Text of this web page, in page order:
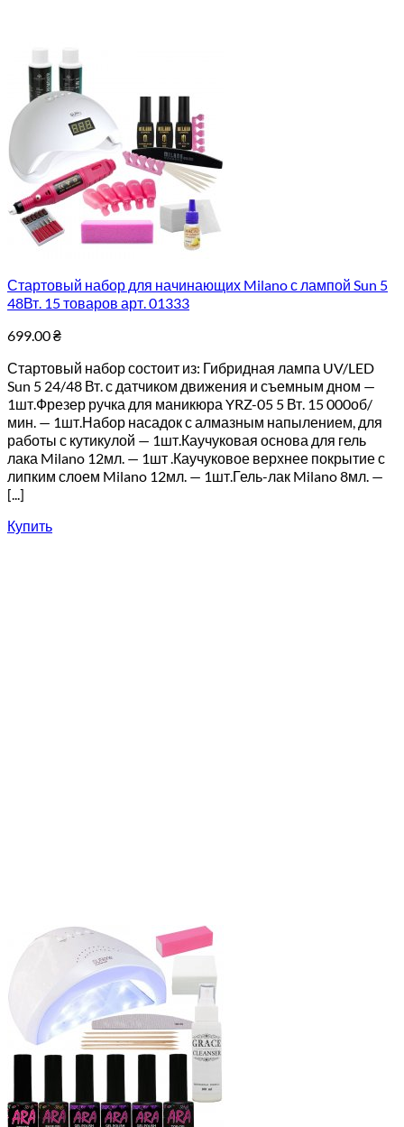
Стартовый набор для начинающих Milano с лампой Sun 5
48Вт. 15 товаров арт. 01333
699.00₴
Стартовый набор состоит из: Гибридная лампа UV/LED
Sun 5 24/48 Вт. с датчиком движения и съемным дном —
1шт.Фрезер ручка для маникюра YRZ-05 5 Вт. 15 000об/
мин. — 1шт.Набор насадок с алмазным напылением, для
работы с кутикулой — 1шт.Каучуковая основа для гель
лака Milano 12мл. — 1шт .Каучуковое верхнее покрытие с
липким слоем Milano 12мл. — 1шт.Гель-лак Milano 8мл. —
[...]
Купить